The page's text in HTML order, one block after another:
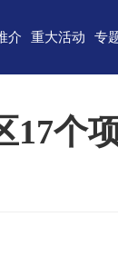
介
青岛
枣庄
烟台
重大活动 专
重点
直
云
17个